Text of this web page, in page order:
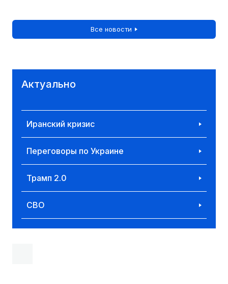
Все новости
Актуально
Иранский кризис
Переговоры по Украине
Трамп 2.0
СВО